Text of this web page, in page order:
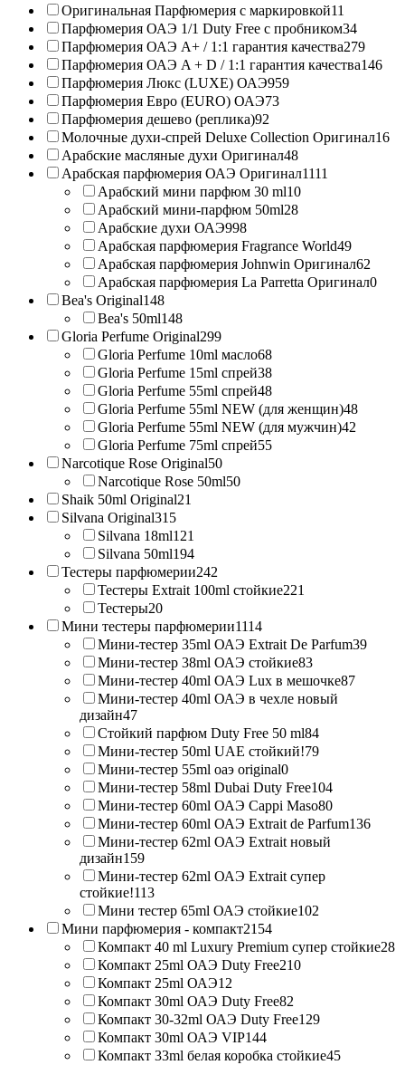
Оригинальная Парфюмерия с маркировкой11
Парфюмерия ОАЭ 1/1 Duty Free с пробником34
Парфюмерия ОАЭ A+ / 1:1 гарантия качества279
Парфюмерия ОАЭ A + D / 1:1 гарантия качества146
Парфюмерия Люкс (LUXE) ОАЭ959
Парфюмерия Евро (EURO) ОАЭ73
Парфюмерия дешево (реплика)92
Молочные духи-спрей Deluxe Collection Оригинал16
Арабские масляные духи Оригинал48
Арабская парфюмерия ОАЭ Оригинал1111
Арабский мини парфюм 30 ml10
Арабский мини-парфюм 50ml28
Арабские духи ОАЭ998
Арабская парфюмерия Fragrance World49
Арабская парфюмерия Johnwin Оригинал62
Арабская парфюмерия La Parretta Оригинал0
Bea's Original148
Bea's 50ml148
Gloria Perfume Original299
Gloria Perfume 10ml масло68
Gloria Perfume 15ml спрей38
Gloria Perfume 55ml спрей48
Gloria Perfume 55ml NEW (для женщин)48
Gloria Perfume 55ml NEW (для мужчин)42
Gloria Perfume 75ml спрей55
Narcotique Rose Original50
Narcotique Rose 50ml50
Shaik 50ml Original21
Silvana Original315
Silvana 18ml121
Silvana 50ml194
Тестеры парфюмерии242
Тестеры Extrait 100ml стойкие221
Тестеры20
Мини тестеры парфюмерии1114
Мини-тестер 35ml ОАЭ Extrait De Parfum39
Мини-тестер 38ml ОАЭ стойкие83
Мини-тестер 40ml ОАЭ Lux в мешочке87
Мини-тестер 40ml ОАЭ в чехле новый
дизайн47
Стойкий парфюм Duty Free 50 ml84
Мини-тестер 50ml UAE стойкий!79
Мини-тестер 55ml оаэ original0
Мини-тестер 58ml Dubai Duty Free104
Мини-тестер 60ml ОАЭ Cappi Maso80
Мини-тестер 60ml ОАЭ Extrait de Parfum136
Мини-тестер 62ml ОАЭ Extrait новый
дизайн159
Мини-тестер 62ml ОАЭ Extrait супер
стойкие!113
Мини тестер 65ml ОАЭ стойкие102
Мини парфюмерия - компакт2154
Компакт 40 ml Luxury Premium супер стойкие28
Компакт 25ml ОАЭ Duty Free210
Компакт 25ml ОАЭ12
Компакт 30ml ОАЭ Duty Free82
Компакт 30-32ml ОАЭ Duty Free129
Компакт 30ml ОАЭ VIP144
Компакт 33ml белая коробка стойкие45